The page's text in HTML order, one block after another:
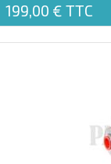
199,00 € TTC